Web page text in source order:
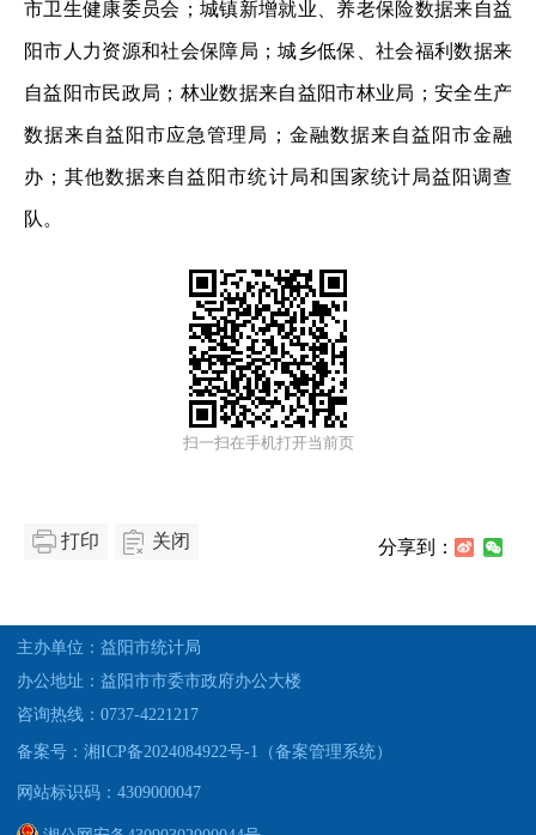
市卫生健康委员会；城镇新增就业、养老保险数据来自益
阳市人力资源和社会保障局；城乡低保、社会福利数据来
自益阳市民政局；林业数据来自益阳市林业局；安全生产
数据来自益阳市应急管理局；金融数据来自益阳市金融
办；其他数据来自益阳市统计局和国家统计局益阳调查
队。
扫一扫在手机打开当前页
打印 关闭 分享到：
主办单位：益阳市统计局
办公地址：益阳市市委市政府办公大楼
咨询热线：0737-4221217
备案号：湘ICP备2024084922号-1（备案管理系统）
网站标识码：4309000047